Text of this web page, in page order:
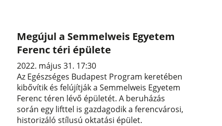
Megújul a Semmelweis Egyetem
Ferenc téri épülete
2022. május 31. 17:30
Az Egészséges Budapest Program keretében
kibővítik és felújítják a Semmelweis Egyetem
Ferenc téren lévő épületét. A beruházás
során egy lifttel is gazdagodik a ferencvárosi,
historizáló stílusú oktatási épület.